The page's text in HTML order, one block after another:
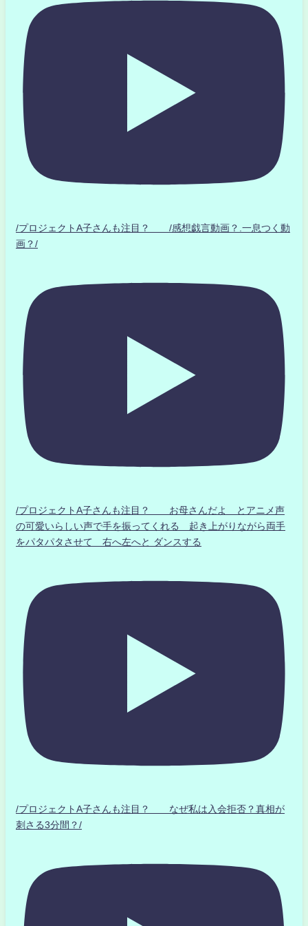
/プロジェクトA子さんも注目？ /感想戯言動画？.一息つく動
画？/
/プロジェクトA子さんも注目？ お母さんだよ とアニメ声
の可愛いらしい声で手を振ってくれる 起き上がりながら両手
をパタパタさせて 右へ左へと ダンスする
/プロジェクトA子さんも注目？ なぜ私は入会拒否？真相が
刺さる3分間？/